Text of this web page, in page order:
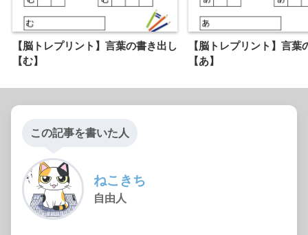
【脳トレプリント】言葉の書き出し
【む】
【脳トレプリント】言葉
【あ】
この記事を書いた人
ねこきち
自由人